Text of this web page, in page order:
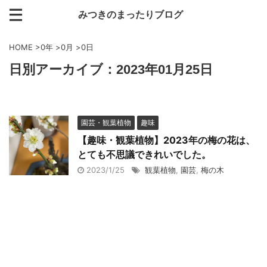
みつきのまったりブログ
HOME >0年 >0月 >0日
日別アーカイブ：2023年01月25日
園芸・観葉植物 趣味
【趣味・観葉植物】2023年の梅の花は、
とても不思議できれいでした。
2023/1/25 観葉植物 園芸 梅の木